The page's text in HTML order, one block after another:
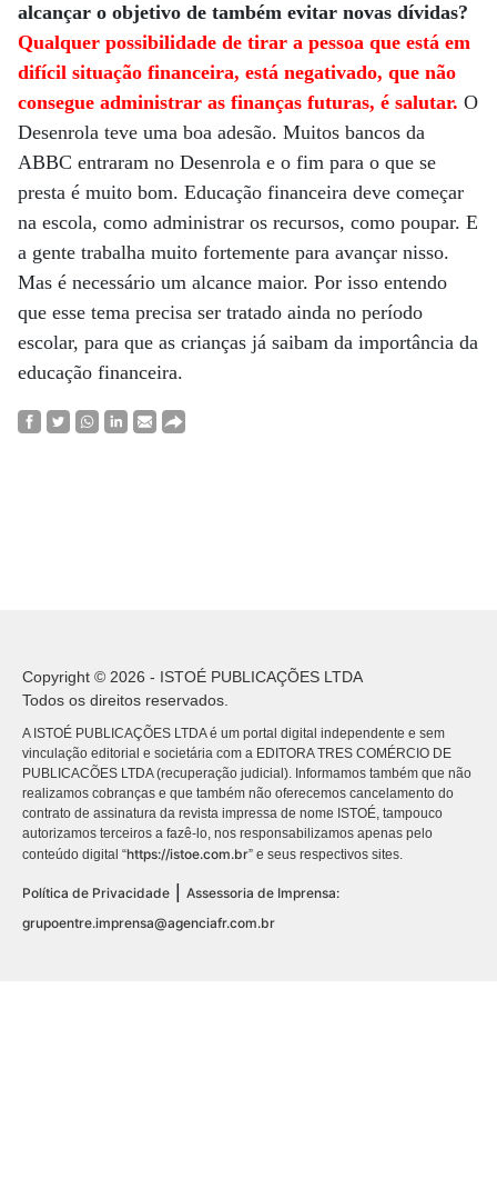
alcançar o objetivo de também evitar novas dívidas?
Qualquer possibilidade de tirar a pessoa que está em
difícil situação financeira, está negativado, que não
consegue administrar as finanças futuras, é salutar. O
Desenrola teve uma boa adesão. Muitos bancos da
ABBC entraram no Desenrola e o fim para o que se
presta é muito bom. Educação financeira deve começar
na escola, como administrar os recursos, como poupar. E
a gente trabalha muito fortemente para avançar nisso.
Mas é necessário um alcance maior. Por isso entendo
que esse tema precisa ser tratado ainda no período
escolar, para que as crianças já saibam da importância da
educação financeira.
Copyright © 2026 - ISTOÉ PUBLICAÇÕES LTDA
Todos os direitos reservados.
A ISTOÉ PUBLICAÇÕES LTDA é um portal digital independente e sem
vinculação editorial e societária com a EDITORA TRES COMÉRCIO DE
PUBLICACÕES LTDA (recuperação judicial). Informamos também que não
realizamos cobranças e que também não oferecemos cancelamento do
contrato de assinatura da revista impressa de nome ISTOÉ, tampouco
autorizamos terceiros a fazê-lo, nos responsabilizamos apenas pelo
conteúdo digital “https://istoe.com.br” e seus respectivos sites.
Política de Privacidade
Assessoria de Imprensa:
grupoentre.imprensa@agenciafr.com.br